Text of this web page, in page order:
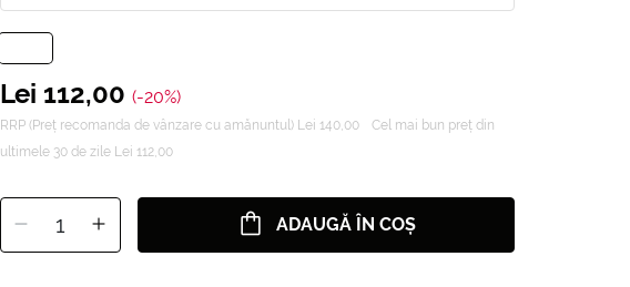
Lei 112,00 (-20%)
RRP (Preț recomanda de vânzare cu amănuntul) Lei 140,00
Cel mai bun preț din
ultimele 30 de zile Lei 112,00
1 ADAUGĂ ÎN COȘ